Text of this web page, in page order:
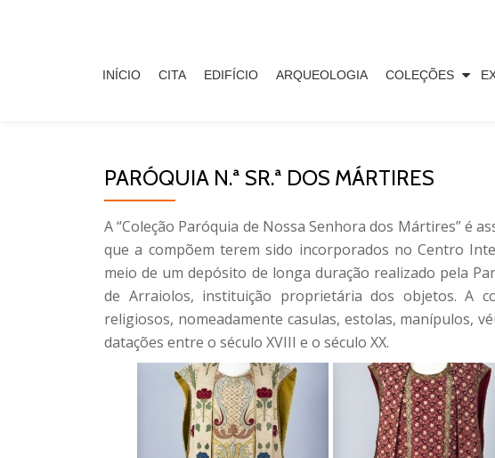
INÍCIO CITA EDIFÍCIO ARQUEOLOGIA COLEÇÕES
PARÓQUIA N.ª SR.ª DOS MÁRTIRES
A “Coleção Paróquia de Nossa Senhora dos Mártires” é
que a compõem terem sido incorporados no Centro
meio de um depósito de longa duração realizado pela
de Arraiolos, instituição proprietária dos objetos. A
religiosos, nomeadamente casulas, estolas, manípulos,
datações entre o século XVIII e o século XX.